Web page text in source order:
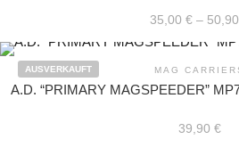
Optionen
können
der
35,00 € – 50,90
Dieses
Produkt
weist
mehrere
AUSVERKAUFT MAG
A.D. “PRIMARY MAGSPEEDER”
39,90 €